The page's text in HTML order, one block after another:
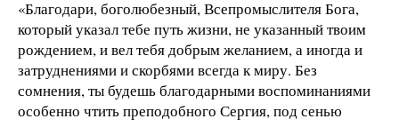
«Благодари, боголюбезный, Всепромыслителя Бога,
который указал тебе путь жизни, не указанный твоим
рождением, и вел тебя добрым желанием, а иногда и
затруднениями и скорбями всегда к миру. Без
сомнения, ты будешь благодарными воспоминаниями
особенно чтить преподобного Сергия, под сенью